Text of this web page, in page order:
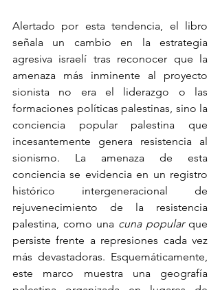
Alertado por esta tendencia, el libro
señala un cambio en la estrategia
agresiva israelí tras reconocer que la
amenaza más inminente al proyecto
sionista no era el liderazgo o las
formaciones políticas palestinas, sino la
conciencia popular palestina que
incesantemente genera resistencia al
sionismo. La amenaza de esta
conciencia se evidencia en un registro
histórico intergeneracional de
rejuvenecimiento de la resistencia
palestina, como una cuna popular que
persiste frente a represiones cada vez
más devastadoras. Esquemáticamente,
este marco muestra una geografía